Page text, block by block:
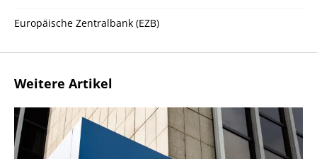
Europäische Zentralbank (EZB)
Weitere Artikel